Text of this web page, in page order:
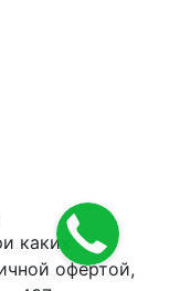
каких
офертой,